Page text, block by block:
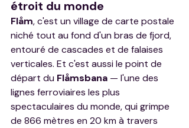
étroit du monde
Flåm, c'est un village de carte postale
niché tout au fond d'un bras de fjord,
entouré de cascades et de falaises
verticales. Et c'est aussi le point de
départ du Flåmsbana — l'une des
lignes ferroviaires les plus
spectaculaires du monde, qui grimpe
de 866 mètres en 20 km à travers